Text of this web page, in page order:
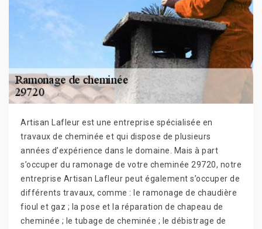
Artisan Lafleur est une entreprise spécialisée en
travaux de cheminée et qui dispose de plusieurs
années d’expérience dans le domaine. Mais à part
s’occuper du ramonage de votre cheminée 29720, notre
entreprise Artisan Lafleur peut également s’occuper de
différents travaux, comme : le ramonage de chaudière
fioul et gaz ; la pose et la réparation de chapeau de
cheminée ; le tubage de cheminée ; le débistrage de